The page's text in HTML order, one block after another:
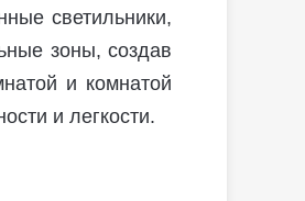
светильники,
зоны, создав
и комнатой
и легкости.